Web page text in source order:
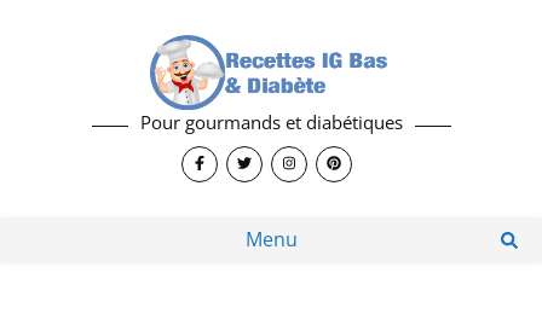
Pour gourmands et diabétiques
Menu